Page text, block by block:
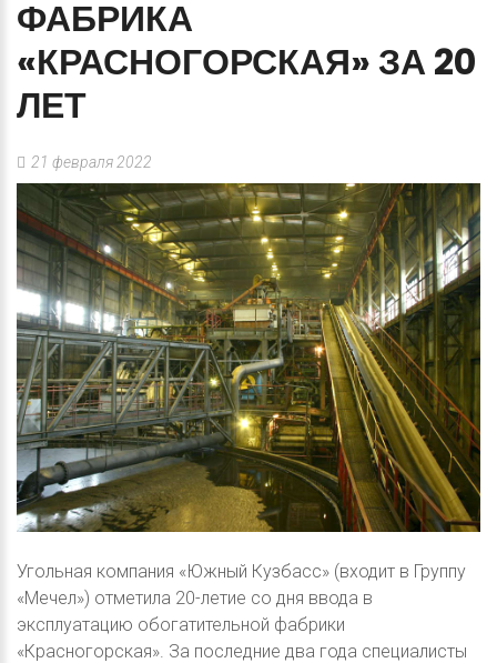
ФАБРИКА
«КРАСНОГОРСКАЯ» ЗА 20
ЛЕТ
21 февраля 2022
Угольная компания «Южный Кузбасс» (входит в Группу
«Мечел») отметила 20-летие со дня ввода в
эксплуатацию обогатительной фабрики
«Красногорская». За последние два года специалисты